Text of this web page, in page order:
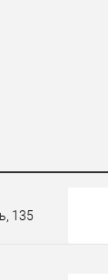
135